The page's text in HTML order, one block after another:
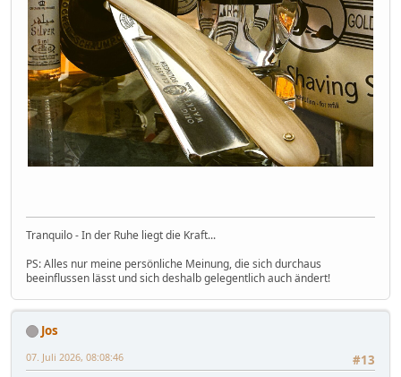
Tranquilo - In der Ruhe liegt die Kraft...
PS: Alles nur meine persönliche Meinung, die sich durchaus
beeinflussen lässt und sich deshalb gelegentlich auch ändert!
Jos
#13
07. Juli 2026, 08:08:46